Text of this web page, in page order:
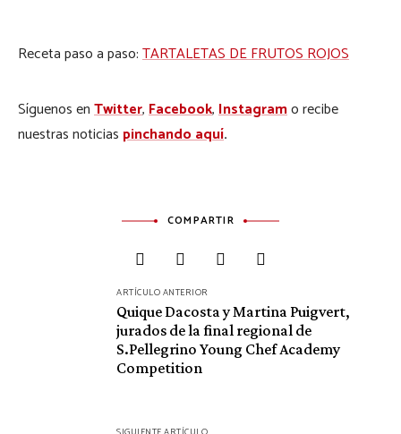
Receta paso a paso:TARTALETAS DE FRUTOS ROJOS
Síguenos enTwitter,Facebook,Instagramo recibe
nuestras noticias pinchando aquí.
COMPARTIR
NavegaciónARTÍCULO ANTERIOR
Quique Dacosta y Martina Puigvert,
jurados de la final regional de
S.Pellegrino Young Chef Academy
Competition